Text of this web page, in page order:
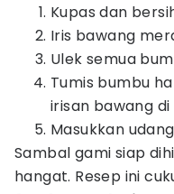
Kupas dan
Iris bawang
Ulek semua
Tumis bumbu
irisan bawang
Masukkan
Sambal gami siap
hangat. Resep ini